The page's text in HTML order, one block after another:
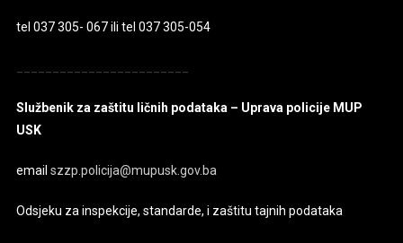
tel 037 305- 067 ili tel 037 305-054
Službenik za zaštitu ličnih podataka – Uprava policije MUP
USK
emailszzp.policija@mupusk.gov.ba
Odsjeku za inspekcije, standarde, i zaštitu tajnih podataka